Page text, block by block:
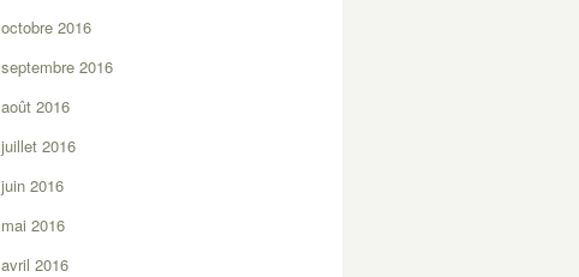
octobre 2016
septembre 2016
août 2016
juillet 2016
juin 2016
mai 2016
avril 2016